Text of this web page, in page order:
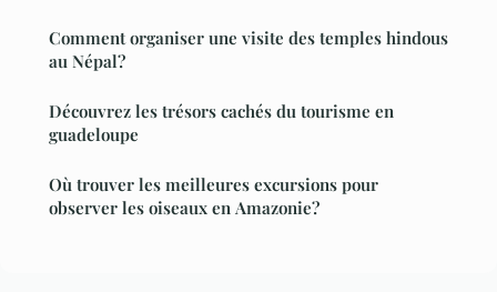
Comment organiser une visite des temples hindous
au Népal?
Découvrez les trésors cachés du tourisme en
guadeloupe
Où trouver les meilleures excursions pour
observer les oiseaux en Amazonie?